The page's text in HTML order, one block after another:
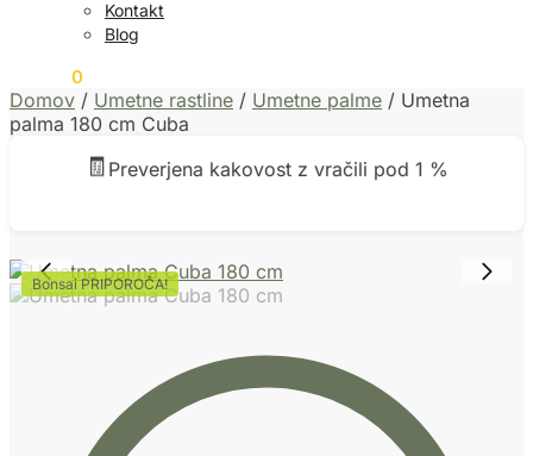
Kontakt
Blog
0
Domov / Umetne rastline / Umetne palme / Umetna
palma 180 cm Cuba
🧾 Preverjena kakovost z vračili pod 1 %
Bonsai PRIPOROČA!